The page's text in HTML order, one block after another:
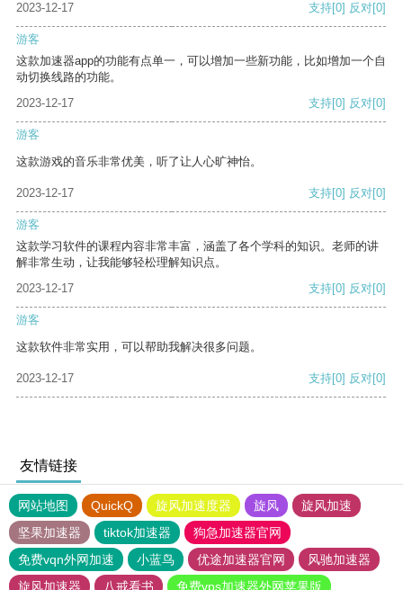
2023-12-17 支持[0] 反对[0]
游客
这款加速器app的功能有点单一，可以增加一些新功能，比如增加一个自
动切换线路的功能。
2023-12-17
支持[0] 反对[0]
游客
这款游戏的音乐非常优美，听了让人心旷神怡。
2023-12-17 支持[0] 反对[0]
游客
这款学习软件的课程内容非常丰富，涵盖了各个学科的知识。老师的讲
解非常生动，让我能够轻松理解知识点。
2023-12-17
支持[0] 反对[0]
游客
这款软件非常实用，可以帮助我解决很多问题。
2023-12-17 支持[0] 反对[0]
友情链接
网站地图 QuickQ 旋风加速度器 旋风
旋风加速
坚果加速器
tiktok加速器
狗急加速器官网
免费vqn外网加速
小蓝鸟 优途加速器官网
风驰加速器
旋风加速器
八戒看书 免费vps加速器外网苹果版